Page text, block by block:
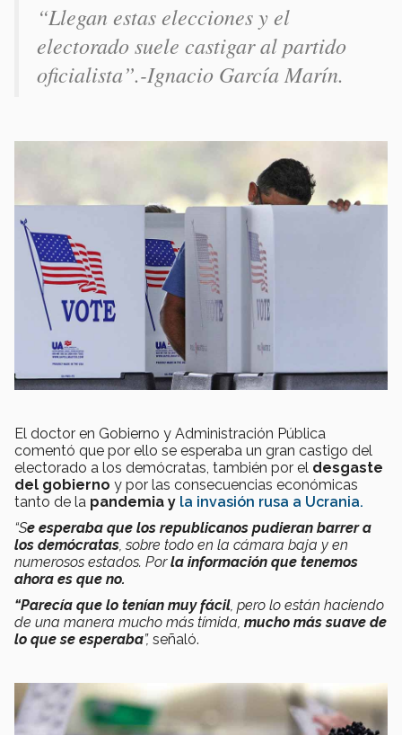
“Llegan estas elecciones y el
electorado suele castigar al partido
oficialista”.-Ignacio García Marín.
El doctor en Gobierno y Administración Pública
comentó que por ello se esperaba un gran castigo del
electorado a los demócratas, también por el desgaste
del gobierno y por las consecuencias económicas
tanto de la pandemia y la invasión rusa a Ucrania.
“Se esperaba que los republicanos pudieran barrer a
los demócratas, sobre todo en la cámara baja y en
numerosos estados. Porla información que tenemos
ahora es que no.
“Parecía que lo tenían muy fácil, pero lo están haciendo
de una manera mucho más tímida, mucho más suave de
lo que se esperaba”, señaló.